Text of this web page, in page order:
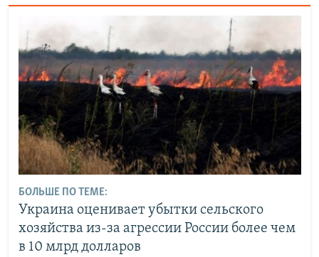
БОЛЬШЕ ПО ТЕМЕ:
Украина оценивает убытки сельского
хозяйства из-за агрессии России более чем
в 10 млрд долларов